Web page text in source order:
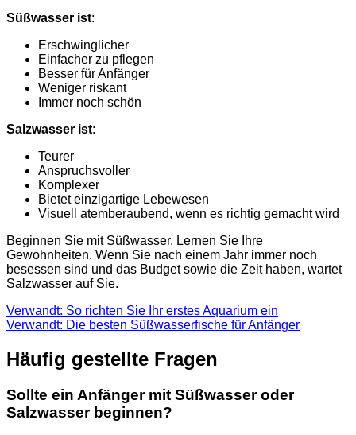
Süßwasser ist:
Erschwinglicher
Einfacher zu pflegen
Besser für Anfänger
Weniger riskant
Immer noch schön
Salzwasser ist:
Teurer
Anspruchsvoller
Komplexer
Bietet einzigartige Lebewesen
Visuell atemberaubend, wenn es richtig gemacht wird
Beginnen Sie mit Süßwasser. Lernen Sie Ihre
Gewohnheiten. Wenn Sie nach einem Jahr immer noch
besessen sind und das Budget sowie die Zeit haben, wartet
Salzwasser auf Sie.
Verwandt: So richten Sie Ihr erstes Aquarium ein
Verwandt: Die besten Süßwasserfische für Anfänger
Häufig gestellte Fragen
Sollte ein Anfänger mit Süßwasser oder
Salzwasser beginnen?